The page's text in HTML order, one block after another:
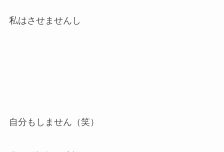
私はさせませんし
自分もしません（笑）